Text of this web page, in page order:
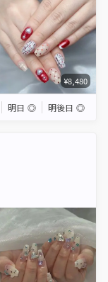
¥8,480
明日 ◎ 明後日 ◎